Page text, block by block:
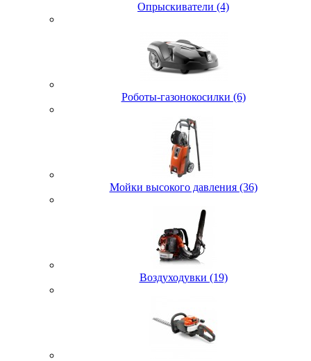
Опрыскиватели (4)
Роботы-газонокосилки (6)
Мойки высокого давления (36)
Воздуходувки (19)